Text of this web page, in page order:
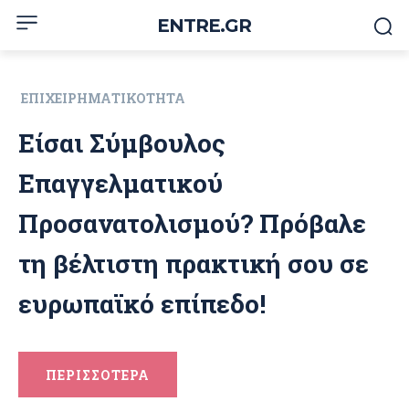
ENTRE.GR
ΕΠΙΧΕΙΡΗΜΑΤΙΚΌΤΗΤΑ
Είσαι Σύμβουλος
Επαγγελματικού
Προσανατολισμού? Πρόβαλε
τη βέλτιστη πρακτική σου σε
ευρωπαϊκό επίπεδο!
ΠΕΡΙΣΣΟΤΕΡΑ